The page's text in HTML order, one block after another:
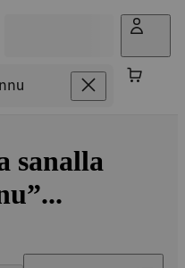
sanalla